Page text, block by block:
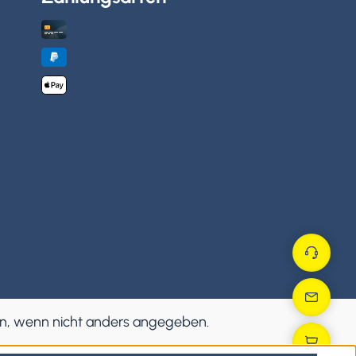
wenn nicht anders angegeben.